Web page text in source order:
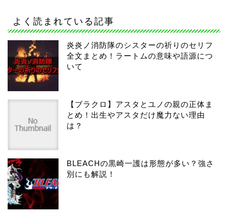
よく読まれている記事
炎炎ノ消防隊のシスターの祈りのセリフ
全文まとめ！ラートムの意味や語源につ
いて
【ブラクロ】アスタとユノの親の正体ま
とめ！出生やアスタだけ魔力ない理由
は？
BLEACHの黒崎一護は形態が多い？強さ
別にも解説！